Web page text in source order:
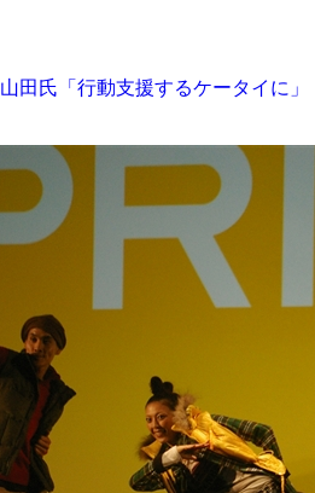
田氏「行動支援するケータイに」